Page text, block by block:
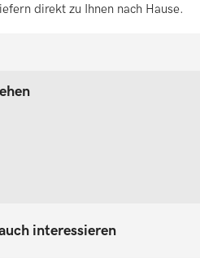
direkt zu Ihnen nach Hause.
interessieren